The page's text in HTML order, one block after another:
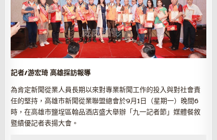
記者/游宏琦 高雄採訪報導
為肯定新聞從業人員長期以來對專業新聞工作的投入與對社會責
任的堅持，高雄市新聞從業聯盟總會於9月1日（星期一）晚間6
時，在高雄市鹽埕區翰品酒店盛大舉辦「九一記者節」媒體餐敘
暨績優記者表揚大會。